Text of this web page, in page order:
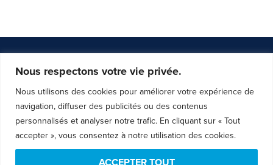
Nous respectons votre vie privée.
Nous utilisons des cookies pour améliorer votre expérience de
navigation, diffuser des publicités ou des contenus
personnalisés et analyser notre trafic. En cliquant sur « Tout
accepter », vous consentez à notre utilisation des cookies.
ACCEPTER TOUT
ALEXANDRE NADEAU
10, Boul. des Châteaux
CP 70011
Blainville, QC